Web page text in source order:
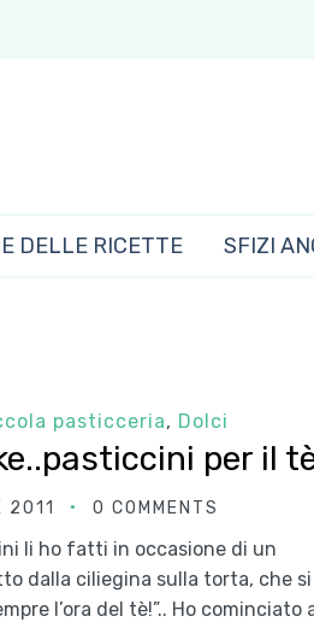
DELLE RICETTE SFIZI
pasticceria, Dolci
per il
2011 0 COMMENTS
li ho fatti in occasione di un
dalla ciliegina sulla torta, che si
l’ora del tè!”.. Ho cominciato